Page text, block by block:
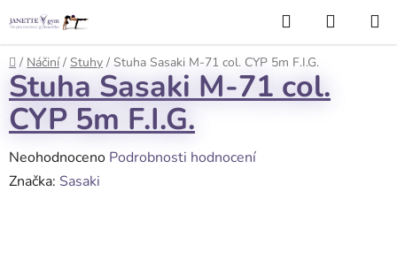
na
obsah
Hledat
KOŠÍK
Domů
/ Náčiní / Stuhy / Stuha Sasaki M-71 col. CYP 5m F.I.G.
Stuha Sasaki M-71 col.
CYP 5m F.I.G.
Průměrné
hodnocení
Neohodnoceno Podrobnosti hodnocení
Značka: Sasaki